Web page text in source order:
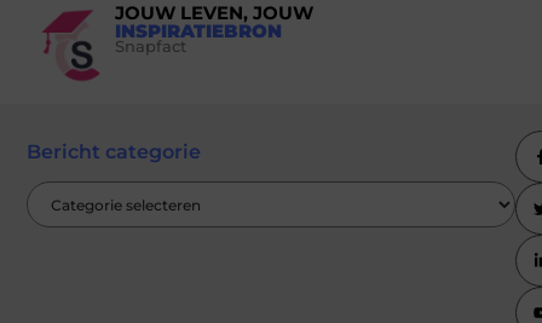
JOUW LEVEN, JOUW
INSPIRATIEBRON
Snapfact
Bericht categorie